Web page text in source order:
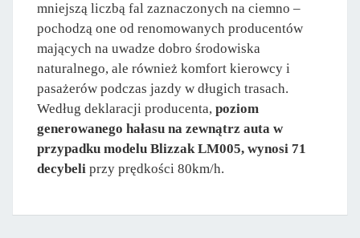
mniejszą liczbą fal zaznaczonych na ciemno –
pochodzą one od renomowanych producentów
mających na uwadze dobro środowiska
naturalnego, ale również komfort kierowcy i
pasażerów podczas jazdy w długich trasach.
Według deklaracji producenta, poziom
generowanego hałasu na zewnątrz auta w
przypadku modelu Blizzak LM005, wynosi 71
decybeli przy prędkości 80km/h.